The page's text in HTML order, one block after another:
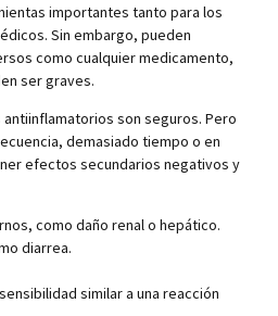
importantes tanto para los
Sin embargo, pueden
como cualquier medicamento,
ser graves.
son seguros. Pero
demasiado tiempo o en
efectos secundarios negativos y
como daño renal o hepático.
diarrea.
similar a una reacción